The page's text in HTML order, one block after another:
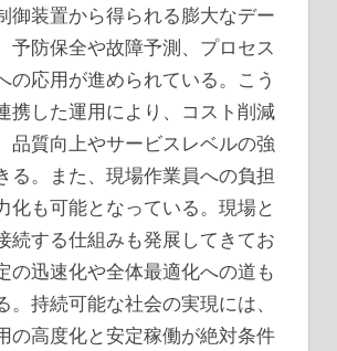
御装置から得られる膨大なデー
予防保全や故障予測、プロセス
の応用が進められている。こう
携した運用により、コスト削減
品質向上やサービスレベルの強
る。また、現場作業員への負担
化も可能となっている。現場と
続する仕組みも発展してきてお
の迅速化や全体最適化への道も
。持続可能な社会の実現には、
の高度化と安定稼働が絶対条件